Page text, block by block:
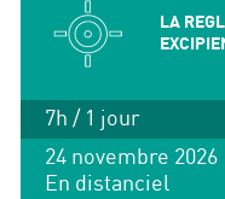
LA
7h / 1 jour
24 novembre 2026
En distanciel